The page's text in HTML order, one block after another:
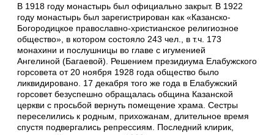
В 1918 году монастырь был официально закрыт. В 1922
году монастырь был зарегистрирован как «Казанско-
Богородицкое православно-христианское религиозное
общество», в котором состояло 243 чел., в т.ч. 173
монахини и послушницы во главе с игуменией
Ангелиной (Багаевой). Решением президиума Елабужского
горсовета от 20 ноября 1928 года общество было
ликвидировано. 17 декабря того же года в Елабужский
горсовет безуспешно обращалась община Казанской
церкви с просьбой вернуть помещение храма. Сестры
переселились к родным, прихожанам, длительное время
спустя подвергались репрессиям. Последний клирик,